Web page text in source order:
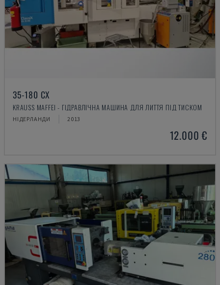
35-180 CX
KRAUSS MAFFEI - ГІДРАВЛІЧНА МАШИНА ДЛЯ ЛИТТЯ ПІД ТИСКОМ
НІДЕРЛАНДИ 2013
12.000 €